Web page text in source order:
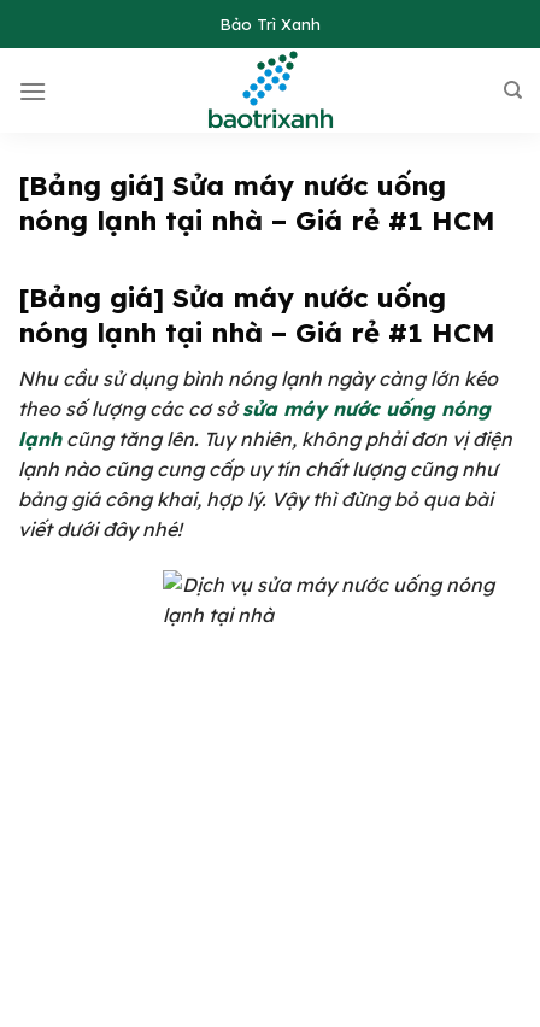
to
Bảo Trì Xanh
[Bảng giá] Sửa máy nước uống
nóng lạnh tại nhà – Giá rẻ #1 HCM
[Bảng giá] Sửa máy nước uống
nóng lạnh tại nhà – Giá rẻ #1 HCM
Nhu cầu sử dụng bình nóng lạnh ngày càng lớn kéo
theo số lượng các cơ sởsửa máy nước uống nóng
lạnhcũng tăng lên. Tuy nhiên, không phải đơn vị điện
lạnh nào cũng cung cấp uy tín chất lượng cũng như
bảng giá công khai, hợp lý. Vậy thì đừng bỏ qua bài
viết dưới đây nhé!